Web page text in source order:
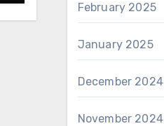
February 2025
January 2025
December 2024
November 2024